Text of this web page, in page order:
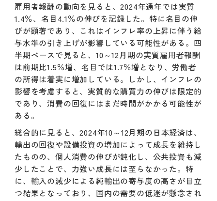
雇用者報酬の動向を見ると、2024年通年では実質
1.4％、名目4.1％の伸びを記録した。特に名目の伸
びが顕著であり、これはインフレ率の上昇に伴う給
与水準の引き上げが影響している可能性がある。四
半期ベースで見ると、10～12月期の実質雇用者報酬
は前期比1.5％増、名目では1.7％増となり、労働者
の所得は着実に増加している。しかし、インフレの
影響を考慮すると、実質的な購買力の伸びは限定的
であり、消費の回復にはまだ時間がかかる可能性が
ある。
総合的に見ると、2024年10～12月期の日本経済は、
輸出の回復や設備投資の増加によって成長を維持し
たものの、個人消費の伸びが鈍化し、公共投資も減
少したことで、力強い成長には至らなかった。特
に、輸入の減少による純輸出の寄与度の高さが目立
つ結果となっており、国内の需要の低迷が懸念され